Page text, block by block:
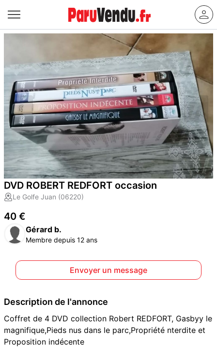
DVD ROBERT REDFORT occasion
Le Golfe Juan (06220)
40 €
Gérard b.
Membre depuis 12 ans
Envoyer un message
Description de l'annonce
Coffret de 4 DVD collection Robert REDFORT, Gasbyy le
magnifique,Pieds nus dans le parc,Propriété nterdite et
Proposition indécente